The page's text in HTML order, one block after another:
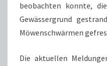
beobachten konnte,
Gewässergrund
Möwenschwärmen
Die aktuellen